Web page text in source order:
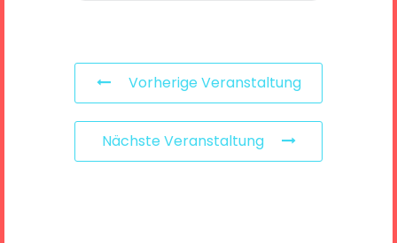
Vorherige Veranstaltung
Nächste Veranstaltung